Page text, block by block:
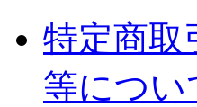
特定商取
等につい